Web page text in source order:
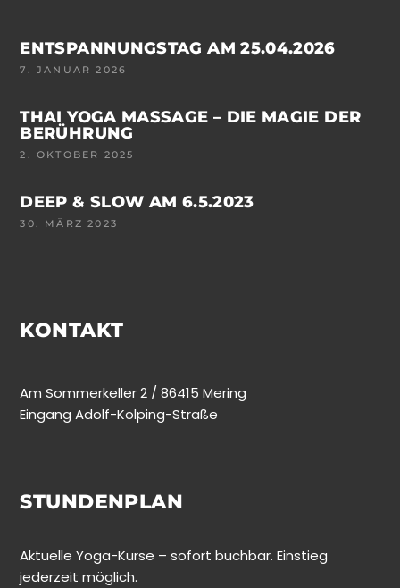
ENTSPANNUNGSTAG AM 25.04.2026
7. JANUAR 2026
THAI YOGA MASSAGE – DIE MAGIE DER
BERÜHRUNG
2. OKTOBER 2025
DEEP & SLOW AM 6.5.2023
30. MÄRZ 2023
KONTAKT
Am Sommerkeller 2 / 86415 Mering
Eingang Adolf-Kolping-Straße
STUNDENPLAN
Aktuelle Yoga-Kurse – sofort buchbar. Einstieg
jederzeit möglich.